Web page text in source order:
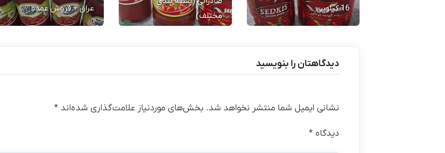
16 کیلویی
مختلف)
عراق + فروش عمده
دیدگاهتان را بنویسید
نشانی ایمیل شما منتشر نخواهد شد. بخش‌های موردنیاز علامت‌گذاری شده‌اند *
دیدگاه *